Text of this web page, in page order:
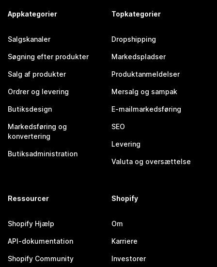
Appkategorier
Salgskanaler
Søgning efter produkter
Salg af produkter
Ordrer og levering
Butiksdesign
Markedsføring og
konvertering
Butiksadministration
Topkategorier
Dropshipping
Markedspladser
Produktanmeldelser
Mersalg og sampak
E-mailmarkedsføring
SEO
Levering
Valuta og oversættelse
Ressourcer
Shopify Hjælp
API-dokumentation
Shopify Community
Shopify
Om
Karriere
Investorer